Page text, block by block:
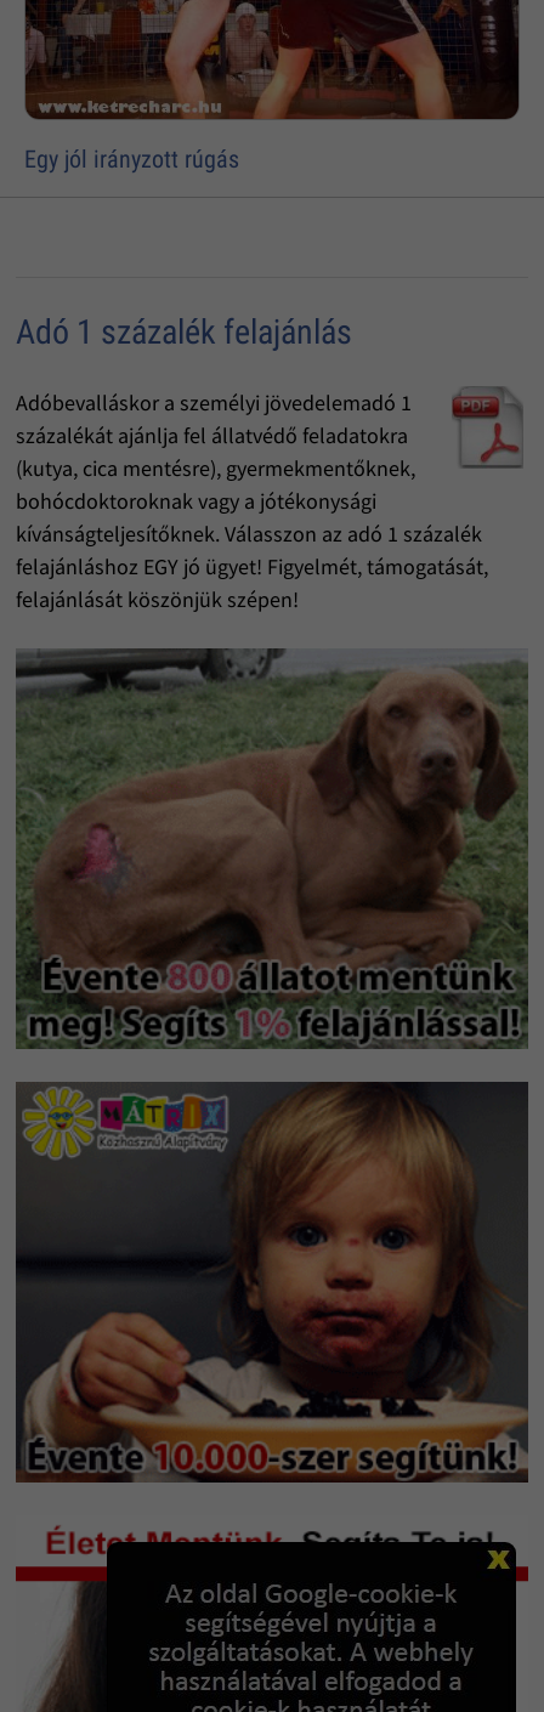
Egy jól irányzott rúgás
Adó 1 százalék felajánlás
Adóbevalláskor a személyi jövedelemadó 1
százalékát ajánlja fel állatvédő feladatokra
(kutya, cica mentésre), gyermekmentőknek,
bohócdoktoroknak vagy a jótékonysági
kívánságteljesítőknek. Válasszon az adó 1 százalék
felajánláshoz EGY jó ügyet! Figyelmét, támogatását,
felajánlását köszönjük szépen!